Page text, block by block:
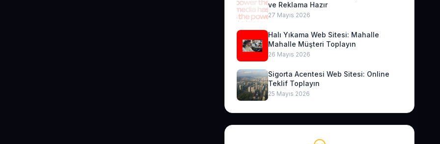
ve Reklama Hazır
27 Mayıs 2026
Halı Yıkama Web Sitesi: Mahalle
Mahalle Müşteri Toplayın
26 Mayıs 2026
Sigorta Acentesi Web Sitesi: Online
Teklif Toplayın
25 Mayıs 2026